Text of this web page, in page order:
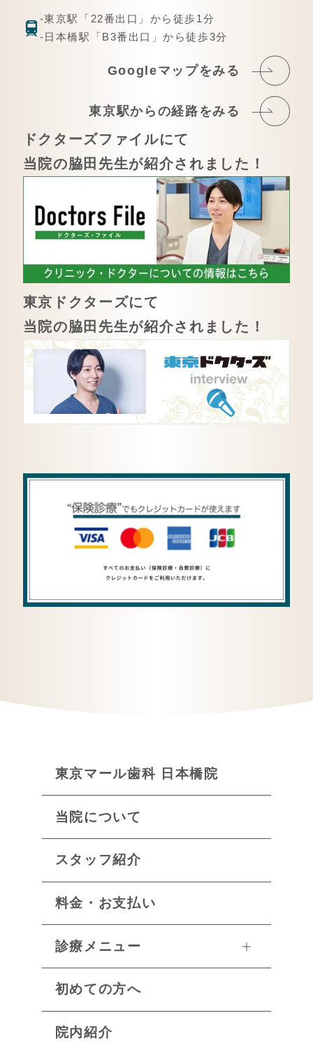
-東京駅「22番出口」から徒歩1分
-日本橋駅「B3番出口」から徒歩3分
Googleマップをみる
東京駅からの経路をみる
ドクターズファイルにて
当院の脇田先生が紹介されました！
東京ドクターズにて
当院の脇田先生が紹介されました！
東京マール歯科 日本橋院
当院について
スタッフ紹介
料金・お支払い
診療メニュー
初めての方へ
院内紹介